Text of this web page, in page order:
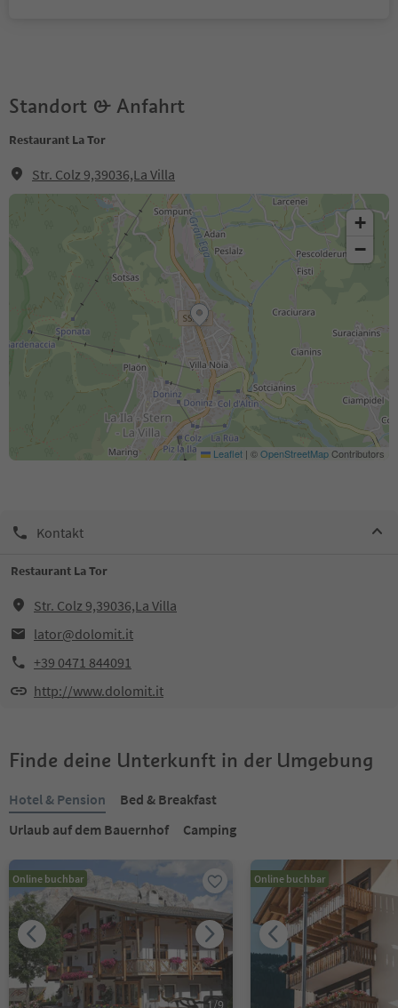
Standort & Anfahrt
Restaurant La Tor
Str. Colz 9,39036,La Villa
+
−
Leaflet | ©OpenStreetMapContributors
Kontakt
Restaurant La Tor
Str. Colz 9,39036,La Villa
lator@dolomit.it
+39 0471 844091
http://www.dolomit.it
Finde deine Unterkunft in der Umgebung
Hotel & Pension
Bed & Breakfast
Urlaub auf dem Bauernhof
Camping
Online buchbar
1/9
Online buchbar